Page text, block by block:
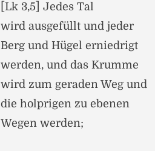
[Lk 3,5] Jedes Tal
wird ausgefüllt und jeder
Berg und Hügel erniedrigt
werden, und das Krumme
wird zum geraden Weg und
die holprigen zu ebenen
Wegen werden;